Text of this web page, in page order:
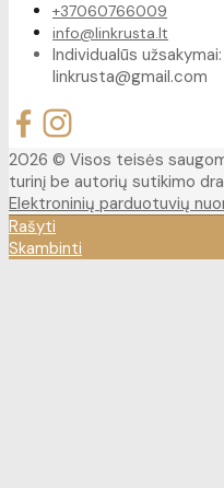
+37060766009
info@linkrusta.lt
Individualūs
linkrusta@gmail.com
2026 © Visos teisės
turinį be autorių sutikimo
Elektroninių parduotuvių
Rašyti
Skambinti